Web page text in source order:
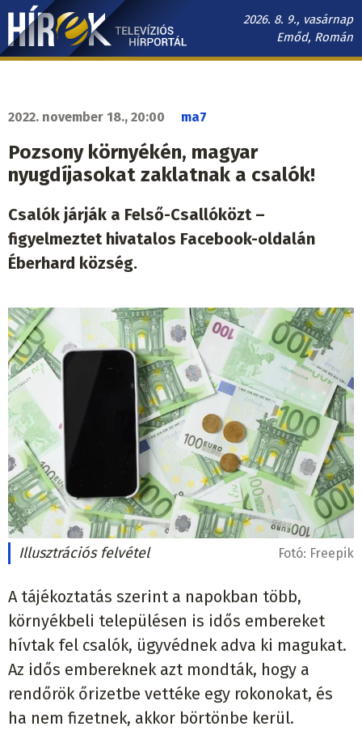
Ugrás
tartalomra
2026. 8. 9., vasárnap
Emőd, Román
Hírek.sk
2022. november 18., 20:00 ma7
Pozsony környékén, magyar
nyugdíjasokat zaklatnak a csalók!
Csalók járják a Felső-Csallóközt –
figyelmeztet hivatalos Facebook-oldalán
Éberhard község.
Illusztrációs felvétel Fotó: Freepik
A tájékoztatás szerint a napokban több,
környékbeli településen is idős embereket
hívtak fel csalók, ügyvédnek adva ki magukat.
Az idős embereknek azt mondták, hogy a
rendőrök őrizetbe vettéke egy rokonokat, és
ha nem fizetnek, akkor börtönbe kerül.